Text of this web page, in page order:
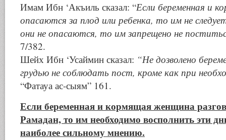
Имам Ибн ‘Акъиль сказал: “Если беременная и
опасаются за плод или ребенка, то им не
они не опасаются, то им запрещено не
7/382.
Шейх Ибн ‘Усаймин сказал: “Не дозволено
грудью не соблюдать пост, кроме как при
“Фатауа ас-сыям” 161.
Если беременная и кормящая женщина
Рамадан, то им необходимо восполнить эти
наиболее сильному мнению.